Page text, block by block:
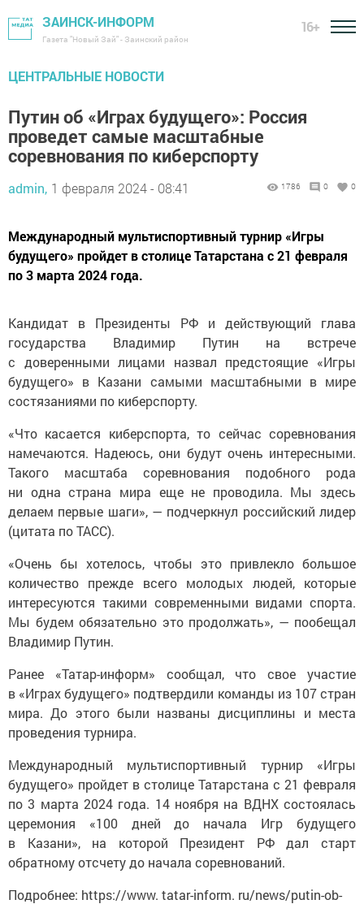
ЗАИНСК-ИНФОРМ
Газета "Новый Зай" - Заинский район
16+
ЦЕНТРАЛЬНЫЕ НОВОСТИ
Путин об «Играх будущего»: Россия
проведет самые масштабные
соревнования по киберспорту
admin, 1 февраля 2024 - 08:41 1786 0 0
Международный мультиспортивный турнир «Игры
будущего» пройдет в столице Татарстана с 21 февраля
по 3 марта 2024 года.
Кандидат в Президенты РФ и действующий глава
государства Владимир Путин на встрече
с доверенными лицами назвал предстоящие «Игры
будущего» в Казани самыми масштабными в мире
состязаниями по киберспорту.
«Что касается киберспорта, то сейчас соревнования
намечаются. Надеюсь, они будут очень интересными.
Такого масштаба соревнования подобного рода
ни одна страна мира еще не проводила. Мы здесь
делаем первые шаги», — подчеркнул российский лидер
(цитата по ТАСС).
«Очень бы хотелось, чтобы это привлекло большое
количество прежде всего молодых людей, которые
интересуются такими современными видами спорта.
Мы будем обязательно это продолжать», — пообещал
Владимир Путин.
Ранее «Татар-информ» сообщал, что свое участие
в «Играх будущего» подтвердили команды из 107 стран
мира. До этого были названы дисциплины и места
проведения турнира.
Международный мультиспортивный турнир «Игры
будущего» пройдет в столице Татарстана с 21 февраля
по 3 марта 2024 года. 14 ноября на ВДНХ состоялась
церемония «100 дней до начала Игр будущего
в Казани», на которой Президент РФ дал старт
обратному отсчету до начала соревнований.
Подробнее: https://www. tatar-inform. ru/news/putin-ob-